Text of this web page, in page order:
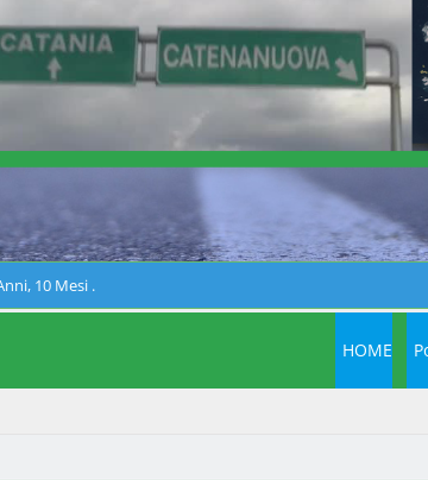
10 Mesi .
HOME